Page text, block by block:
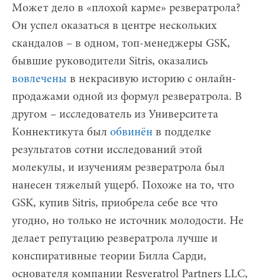
Может дело в «плохой карме» резвератрола?
Он успел оказаться в центре нескольких
скандалов – в одном, топ-менеджеры GSK,
бывшие руководители Sitris, оказались
вовлечены в некрасивую историю с онлайн-
продажами одной из формул резвератрола. В
другом – исследователь из Университета
Коннектикута был обвинён в подделке
результатов сотни исследований этой
молекулы, и изучениям резвератрола был
нанесен тяжелый ущерб. Похоже на то, что
GSK, купив Sitris, приобрела себе все что
угодно, но только не источник молодости. Не
делает репутацию резвератрола лучше и
конспиративные теории Билла Сарди,
основателя компании Resveratrol Partners LLC,